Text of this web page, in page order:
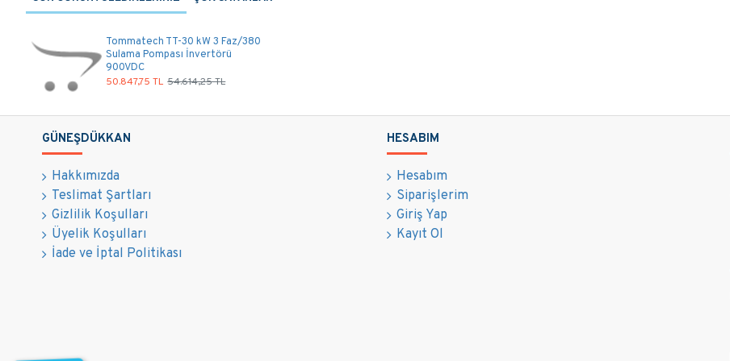
Tommatech TT-30 kW 3 Faz/380
Sulama Pompası İnvertörü
900VDC
50.847,75 TL 54.614,25 TL
GÜNEŞDÜKKAN
Hakkımızda
Teslimat Şartları
Gizlilik Koşulları
Üyelik Koşulları
İade ve İptal Politikası
HESABIM
Hesabım
Siparişlerim
Giriş Yap
Kayıt Ol